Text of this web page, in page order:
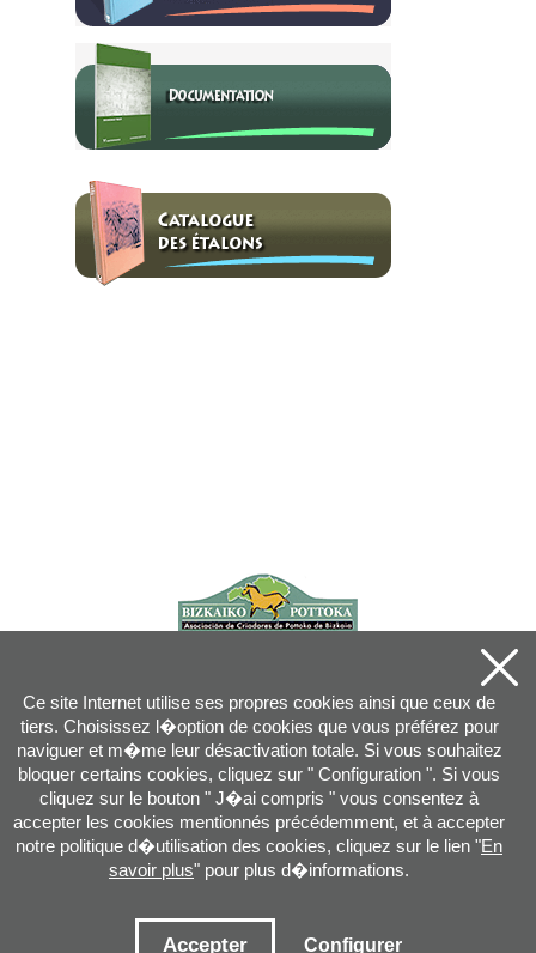
info@pottoka.info
Conditions d'Utilisation-Politique de Privacité-Politique des Cookies
Ce site Internet utilise ses propres cookies ainsi que ceux de
tiers. Choisissez l�option de cookies que vous préférez pour
naviguer et m�me leur désactivation totale. Si vous souhaitez
bloquer certains cookies, cliquez sur " Configuration ". Si vous
cliquez sur le bouton " J�ai compris " vous consentez à
accepter les cookies mentionnés précédemment, et à accepter
notre politique d�utilisation des cookies, cliquez sur le lien "En
savoir plus" pour plus d�informations.
Accepter Configurer